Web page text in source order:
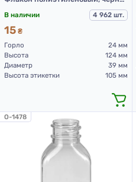
В наличии 4 962 шт.
15 ₴
Горло
24 мм
Высота
124 мм
Диаметр
39 мм
Высота этикетки
105 мм
O-1478